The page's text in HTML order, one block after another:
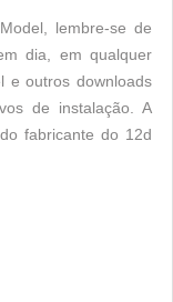
lembre-se de
dia, em qualquer
e outros downloads
de instalação. A
fabricante do 12d